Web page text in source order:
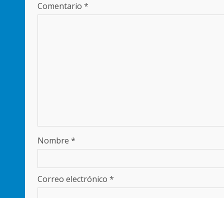
Comentario *
Nombre *
Correo electrónico *